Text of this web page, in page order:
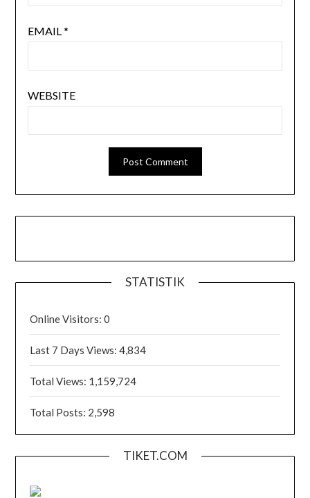
EMAIL*
WEBSITE
STATISTIK
Online Visitors:0
Last 7 Days Views:4,834
Total Views: 1,159,724
Total Posts: 2,598
TIKET.COM